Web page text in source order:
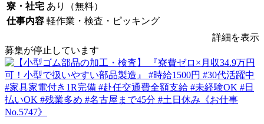
寮・社宅 あり（無料）
仕事内容 軽作業・検査・ピッキング
詳細を表示
募集が停止しています